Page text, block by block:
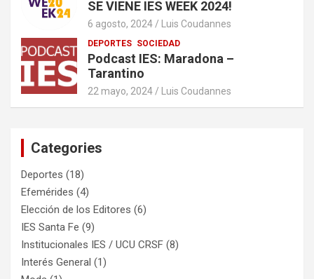
SE VIENE IES WEEK 2024!
6 agosto, 2024 Luis Coudannes
DEPORTES SOCIEDAD
Podcast IES: Maradona –
Tarantino
22 mayo, 2024 Luis Coudannes
Categories
Deportes (18)
Efemérides (4)
Elección de los Editores (6)
IES Santa Fe (9)
Institucionales IES / UCU CRSF (8)
Interés General (1)